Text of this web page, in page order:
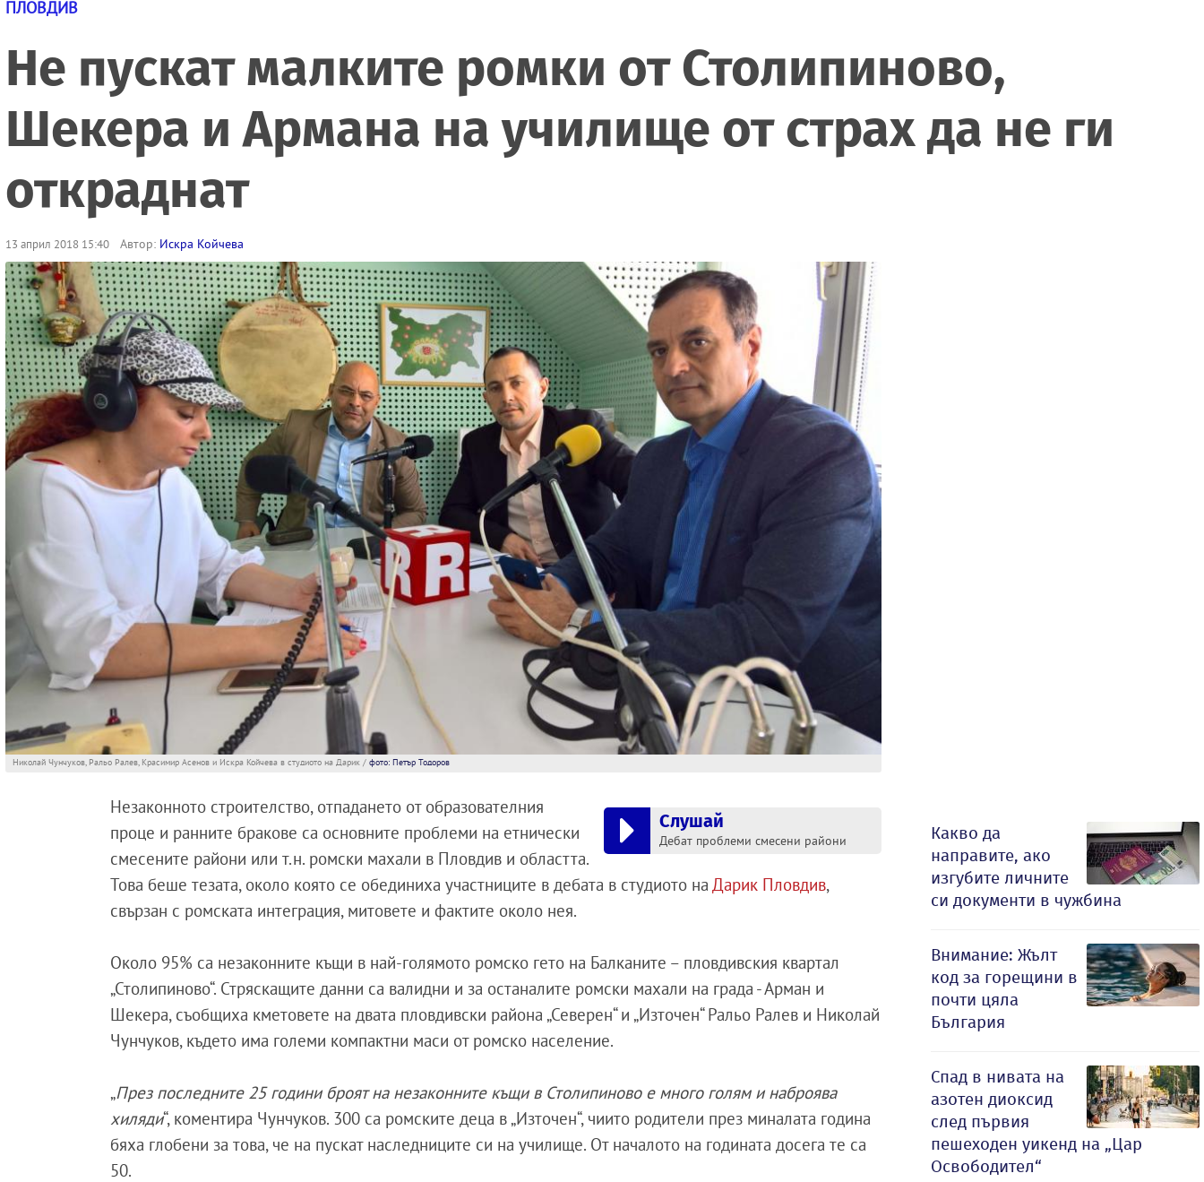
ПЛОВДИВ
Не пускат малките ромки от Столипиново,
Шекера и Армана на училище от страх да не ги
откраднат
13 април 2018 15:40 Автор: Искра Койчева
Николай Чунчуков, Ральо Ралев, Красимир Асенов и Искра Койчева в студиото на Дарик / фото: Петър Тодоров
Слушай
Дебат проблеми смесени райони
Незаконното строителство, отпадането от образователния
проце и ранните бракове са основните проблеми на етнически
смесените райони или т.н. ромски махали в Пловдив и областта.
Това беше тезата, около която се обединиха участниците в дебата в студиото на Дарик Пловдив,
свързан с ромската интеграция, митовете и фактите около нея.
Около 95% са незаконните къщи в най-голямото ромско гето на Балканите – пловдивския квартал
„Столипиново“. Стряскащите данни са валидни и за останалите ромски махали на града - Арман и
Шекера, съобщиха кметовете на двата пловдивски района „Северен“ и „Източен“ Ральо Ралев и Николай
Чунчуков, където има големи компактни маси от ромско население.
„През последните 25 години броят на незаконните къщи в Столипиново е много голям и наброява
хиляди“, коментира Чунчуков. 300 са ромските деца в „Източен“, чиито родители през миналата година
бяха глобени за това, че на пускат наследниците си на училище. От началото на годината досега те са
50.
Какво да
направите, ако
изгубите личните
си документи в чужбина
Внимание: Жълт
код за горещини в
почти цяла
България
Спад в нивата на
азотен диоксид
след първия
пешеходен уикенд на „Цар
Освободител“